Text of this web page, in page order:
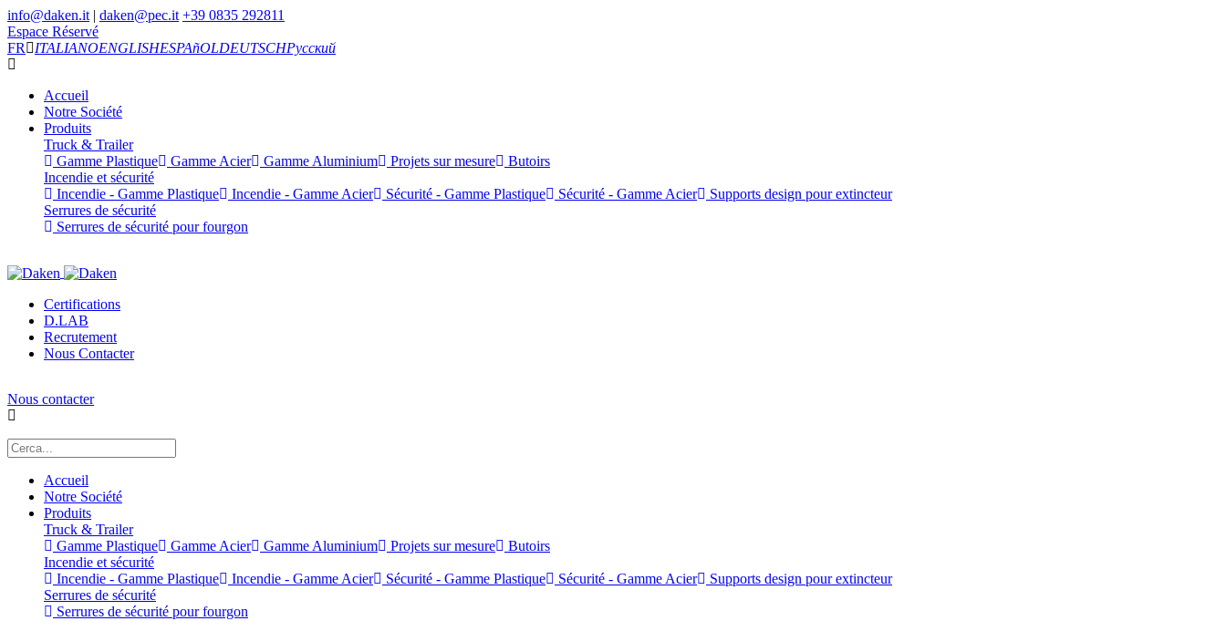
info@daken.it | daken@pec.it +39 0835 292811
Espace Réservé
FR
ITALIANOENGLISHESPAñOLDEUTSCHРусский
Accueil
Notre Société
Produits
Truck & Trailer
Gamme Plastique
Gamme Acier Gamme Aluminium Projets sur mesure
Butoirs
Incendie et sécurité
Incendie - Gamme Plastique
Incendie - Gamme Acier Sécurité - Gamme Plastique Sécurité - Gamme Acier
Supports design pour extincteur
Serrures de sécurité
Serrures de sécurité pour fourgon
Certifications
D.LAB
Recrutement
Nous Contacter
Nous contacter
Accueil
Notre Société
Produits
Truck & Trailer
Gamme Plastique
Gamme Acier Gamme Aluminium Projets sur mesure
Butoirs
Incendie et sécurité
Incendie - Gamme Plastique
Incendie - Gamme Acier Sécurité - Gamme Plastique Sécurité - Gamme Acier
Supports design pour extincteur
Serrures de sécurité
Serrures de sécurité pour fourgon